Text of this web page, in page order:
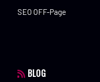
SEO OFF-Page
BLOG